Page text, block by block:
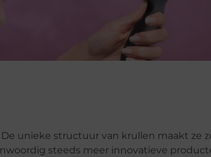
unieke structuur van krullen maakt ze
steeds meer innovatieve